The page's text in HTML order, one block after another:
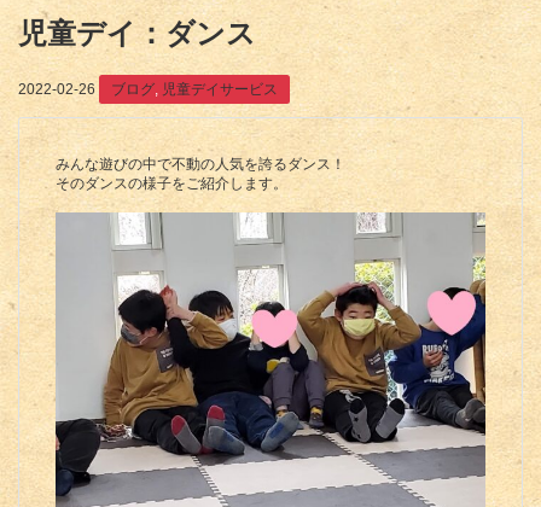
児童デイ：ダンス
2022-02-26 ブログ, 児童デイサービス
みんな遊びの中で不動の人気を誇るダンス！
そのダンスの様子をご紹介します。